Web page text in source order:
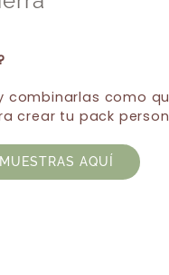
combinarlas como
crear tu pack
AQUÍ